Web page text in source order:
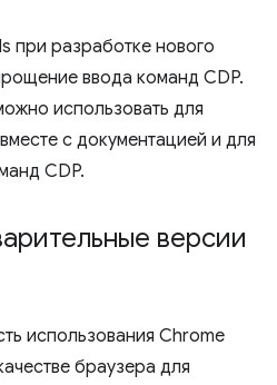
при разработке нового
ввода команд CDP.
использовать для
с документацией и для
CDP.
версии
использования Chrome
браузера для